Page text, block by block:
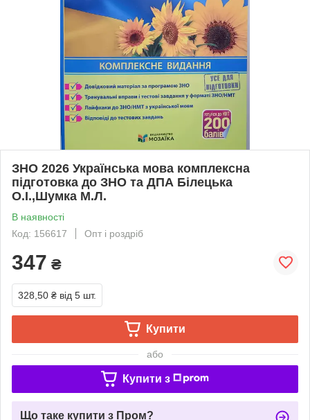
ЗНО 2026 Українська мова комплексна
підготовка до ЗНО та ДПА Білецька
О.І.,Шумка М.Л.
В наявності
Код: 156617
Опт і роздріб
347 ₴
328,50 ₴ від 5 шт.
Купити
або
Купити з
Що таке купити з Пром?